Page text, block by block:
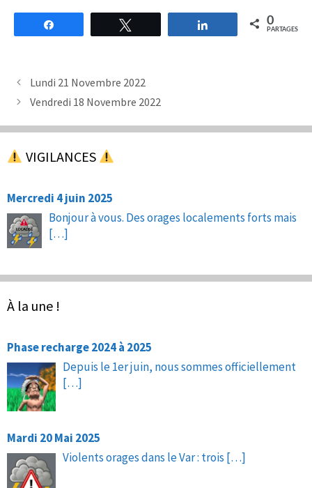
Partagez 0
PARTAGES
Lundi 21 Novembre 2022
Vendredi 18 Novembre 2022
VIGILANCES
Mercredi 4 juin 2025
Bonjour à vous. Des orages localements forts mais
[…]
À la une !
Phase recharge 2024 à 2025
Depuis le 1er juin, nous sommes officiellement
[…]
Mardi 20 Mai 2025
Violents orages dans le Var : trois […]